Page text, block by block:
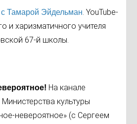
с Тамарой Эйдельман. YouTube-
и харизматичного учителя
67-й школы.
! На канале
культуры
невероятное» (с Сергеем